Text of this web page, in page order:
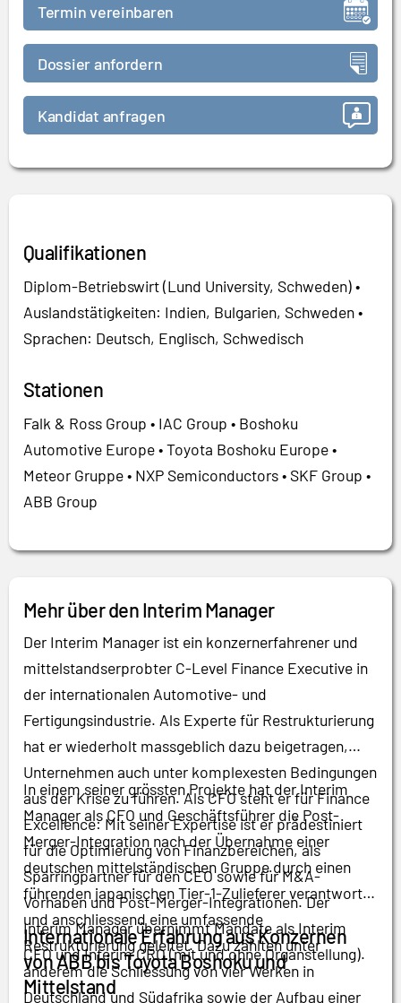
Termin vereinbaren
Dossier anfordern
Kandidat anfragen
Qualifikationen
Diplom-Betriebswirt (Lund University, Schweden) •
Auslandstätigkeiten: Indien, Bulgarien, Schweden •
Sprachen: Deutsch, Englisch, Schwedisch
Stationen
Falk & Ross Group • IAC Group • Boshoku
Automotive Europe • Toyota Boshoku Europe •
Meteor Gruppe • NXP Semiconductors • SKF Group •
ABB Group
Mehr über den Interim Manager
Der Interim Manager ist ein konzernerfahrener und
mittelstandserprobter C-Level Finance Executive in
der internationalen Automotive- und
Fertigungsindustrie. Als Experte für Restrukturierung
hat er wiederholt massgeblich dazu beigetragen,
Unternehmen auch unter komplexesten Bedingungen
aus der Krise zu führen. Als CFO steht er für Finance
Excellence: Mit seiner Expertise ist er prädestiniert
für die Optimierung von Finanzbereichen, als
Sparringpartner für den CEO sowie für M&A-
Vorhaben und Post-Merger-Integrationen. Der
Interim Manager übernimmt Mandate als Interim
CFO und Interim CRO (mit und ohne Organstellung).
In einem seiner grössten Projekte hat der Interim
Manager als CFO und Geschäftsführer die Post-
Merger-Integration nach der Übernahme einer
deutschen mittelständischen Gruppe durch einen
führenden japanischen Tier-1-Zulieferer verantwortet
und anschliessend eine umfassende
Restrukturierung geleitet. Dazu zählten unter
anderem die Schliessung von vier Werken in
Deutschland und Südafrika sowie der Aufbau einer
Internationale Erfahrung aus Konzernen
von ABB bis Toyota Boshoku und
Mittelstand